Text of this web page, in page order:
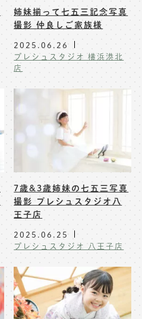
姉妹揃って七五三記念写真
撮影 仲良しご家族様
2025.06.26
プレシュスタジオ 横浜港北
店
7歳&3歳姉妹の七五三写真
撮影 プレシュスタジオ八
王子店
2025.06.25
プレシュスタジオ 八王子店